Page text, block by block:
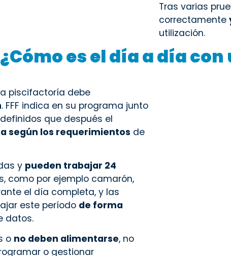
Tras varias
correctamente
utilización.
es el día a día
piscifactoría debe
. FFF indica en su programa junto
que después el
según los requerimientos de
y pueden trabajar 24
como por ejemplo camarón,
el día completa, y las
este período de forma
datos.
o no deben alimentarse, no
o gestionar